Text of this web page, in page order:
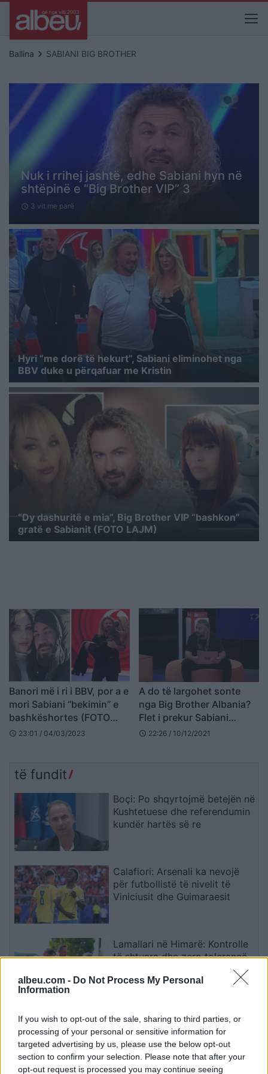
albeu.com - Do Not Process My Personal
Information
If you wish to opt-out of the sale, sharing to third parties, or
processing of your personal or sensitive information for
targeted advertising by us, please use the below opt-out
section to confirm your selection. Please note that after your
opt-out request is processed you may continue seeing
Ballina keyboard_arrow_right SABIANI BIG BROTHER
Nuk i rrihej jashtë, edhe Sabiani hyn në
shtëpinë e “Big Brother VIP” 3
schedule 3 vit me parë
Hyri “me dorë të hekurt”, Sabiani eliminohet nga
BBV duke u përqafuar me Kristin
“Dy dashuritë e mia”, Big Brother VIP “bashkon”
gratë e Sabianit (FOTO LAJM)
Banori më i ri i BBV, por a e
mori Sabiani “bekimin” e
bashkëshortes (FOTO
LAJM)
schedule 23:01 / 04/03/2023
A do të largohet sonte
nga Big Brother Albania?
Flet i prekur Sabiani
(VIDEO)
schedule 22:26 / 10/12/2021
të fundit
Boçi: Po shqyrtojmë betejën në
Kushtetuese dhe referendumin
kundër hartës së re
Calafiori: Arsenali ka nevojë
për futbollistë të nivelit të
Viniciusit dhe Guimaraesit
Lamallari në Himarë: Kontrolle
të shtuara dhe zero tolerancë
turistik
Mickoski: Fuqia blerëse në
Maqedoni tejkalon atë të të
gjitha vendeve të rajonit